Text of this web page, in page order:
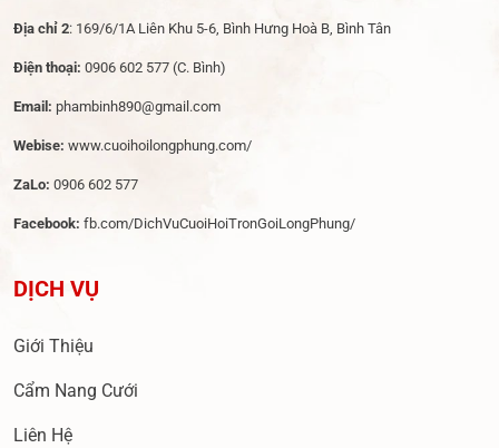
Địa chỉ 2: 169/6/1A Liên Khu 5-6, Bình Hưng Hoà B, Bình Tân
Điện thoại: 0906 602 577 (C. Bình)
Email: phambinh890@gmail.com
Webise: www.cuoihoilongphung.com/
ZaLo: 0906 602 577
Facebook: fb.com/DichVuCuoiHoiTronGoiLongPhung/
DỊCH VỤ
Giới Thiệu
Cẩm Nang Cưới
Liên Hệ